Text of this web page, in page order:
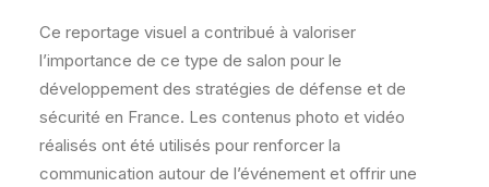
Ce reportage visuel a contribué à valoriser
l’importance de ce type de salon pour le
développement des stratégies de défense et de
sécurité en France. Les contenus photo et vidéo
réalisés ont été utilisés pour renforcer la
communication autour de l’événement et offrir une